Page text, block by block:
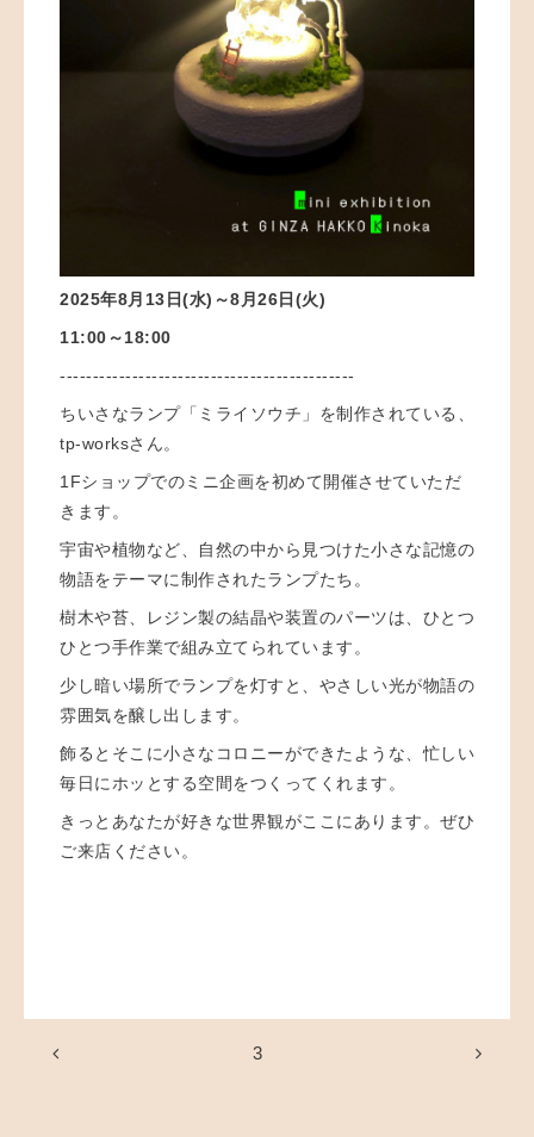
2025年8月13日(水)～8月26日(火)
11:00～18:00
---------------------------------------------
ちいさなランプ「ミライソウチ」を制作されている、
tp-worksさん。
1Fショップでのミニ企画を初めて開催させていただ
きます。
宇宙や植物など、自然の中から見つけた小さな記憶の
物語をテーマに制作されたランプたち。
樹木や苔、レジン製の結晶や装置のパーツは、ひとつ
ひとつ手作業で組み立てられています。
少し暗い場所でランプを灯すと、やさしい光が物語の
雰囲気を醸し出します。
飾るとそこに小さなコロニーができたような、忙しい
毎日にホッとする空間をつくってくれます。
きっとあなたが好きな世界観がここにあります。ぜひ
ご来店ください。
3